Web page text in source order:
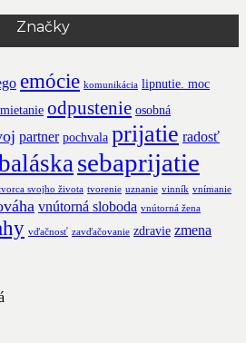
Značky
emócie komunikácia lipnutie. moc
odpustenie osobná
partner pochvala prijatie radosť
sebaprijatie
svojho života tvorenie uznanie vinník vnímanie
vnútorná sloboda vnútorná žena
vďačnosť zavďačovanie zdravie zmena